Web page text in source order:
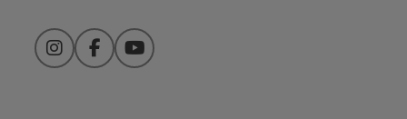
InstagramFacebookYouTube